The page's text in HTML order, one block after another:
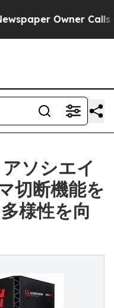
Owner Calls
ソシエイ
切断機能を
様性を向